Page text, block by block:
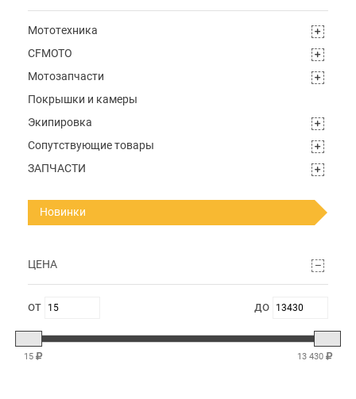
Мототехника
CFMOTO
Мотозапчасти
Покрышки и камеры
Экипировка
Сопутствующие товары
ЗАПЧАСТИ
Новинки
ЦЕНА
15 13 430